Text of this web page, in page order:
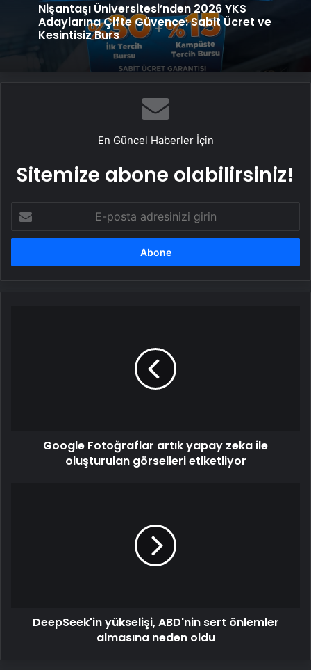
Nişantaşı Üniversitesi’nden 2026 YKS
Adaylarına Çifte Güvence: Sabit Ücret ve
Kesintisiz Burs
En Güncel Haberler İçin
Sitemize abone olabilirsiniz!
posta
adresinizi
Google Fotoğraflar artık yapay zeka ile
oluşturulan görselleri etiketliyor
DeepSeek'in yükselişi, ABD'nin sert önlemler
almasına neden oldu